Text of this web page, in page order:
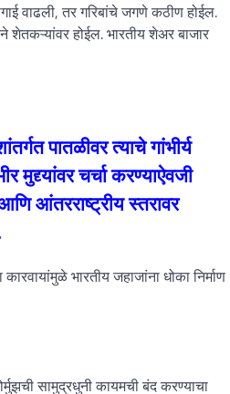
वाढली, तर गरिबांचे जगणे कठीण होईल.
शेतकऱ्यांवर होईल. भारतीय शेअर बाजार
पातळीवर त्याचे गांभीर्य
चर्चा करण्याऐवजी
आंतरराष्ट्रीय स्तरावर
भारतीय जहाजांना धोका निर्माण
सामुद्रधुनी कायमची बंद करण्याचा